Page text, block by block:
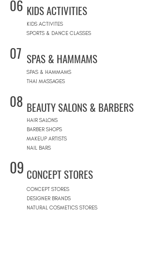
06 KIDS ACTIVITIES
KIDS ACTIVITES
SPORTS & DANCE CLASSES
07 SPAS & HAMMAMS
SPAS & HAMMAMS
THAI MASSAGES
08 BEAUTY SALONS & BARBERS
HAIR SALONS
BARBER SHOPS
MAKEUP ARTISTS
NAIL BARS
09 CONCEPT STORES
CONCEPT STORES
DESIGNER BRANDS
NATURAL COSMETICS STORES